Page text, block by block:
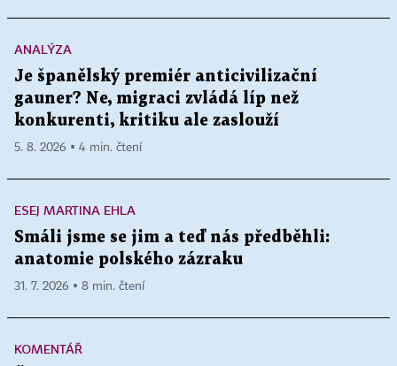
ANALÝZA
Je španělský premiér anticivilizační
gauner? Ne, migraci zvládá líp než
konkurenti, kritiku ale zaslouží
5. 8. 2026 ▪ 4 min. čtení
ESEJ MARTINA EHLA
Smáli jsme se jim a teď nás předběhli:
anatomie polského zázraku
31. 7. 2026 ▪ 8 min. čtení
KOMENTÁŘ